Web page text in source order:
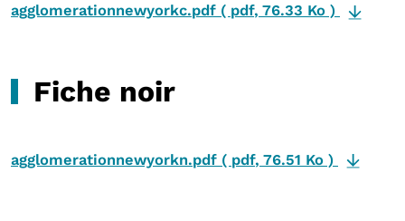
agglomerationnewyorkc.pdf ( pdf, 76.33 Ko )
Fiche noir
agglomerationnewyorkn.pdf ( pdf, 76.51 Ko )